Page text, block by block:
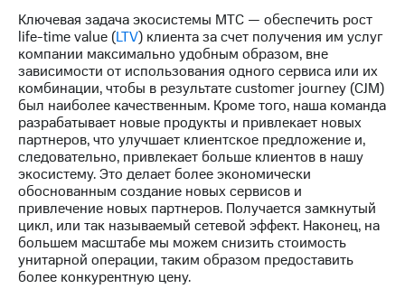
Контакты
Новости
в
регионе
и акционерам
Корпоративное
управление
Корпоративный
секретарь
Раскрытие
информации
Информация
Ключевая задача экосистемы МТС — обеспечить рост
life-time value (LTV) клиента за счет получения им услуг
компании максимально удобным образом, вне
зависимости от использования одного сервиса или их
комбинации, чтобы в результате сustomer journey (CJM)
был наиболее качественным. Кроме того, наша команда
разрабатывает новые продукты и привлекает новых
партнеров, что улучшает клиентское предложение и,
следовательно, привлекает больше клиентов в нашу
экосистему. Это делает более экономически
обоснованным создание новых сервисов и
привлечение новых партнеров. Получается замкнутый
цикл, или так называемый сетевой эффект. Наконец, на
большем масштабе мы можем снизить стоимость
унитарной операции, таким образом предоставить
более конкурентную цену.